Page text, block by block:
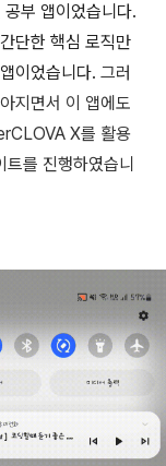
부 앱이었습니다.
단한 핵심 로직만
이었습니다. 그러
지면서 이 앱에도
X를 활용
를 진행하였습니